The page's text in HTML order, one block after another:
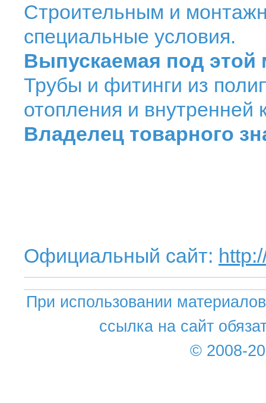
Строительным и
специальные условия.
Выпускаемая под этой
Трубы и фитинги из
отопления и внутренней
Владелец товарного
Официальный сайт:
При использовании
ссылка на сайт
© 2008-